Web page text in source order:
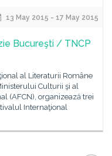
13 May 2015 - 17 May 2015
Bucureşti / TNCP
al Literaturii Române
Culturii şi al
(AFCN), organizează trei
Internaţional